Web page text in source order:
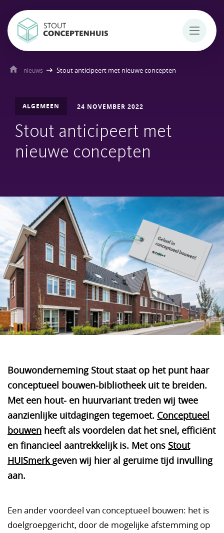
nieuws Stout anticipeert met nieuwe concepten
ALGEMEEN 24 NOVEMBER 2022
Stout anticipeert met
nieuwe concepten
Bouwonderneming Stout staat op het punt haar
conceptueel bouwen-bibliotheek uit te breiden.
Met een hout- en huurvariant treden wij twee
aanzienlijke uitdagingen tegemoet. Conceptueel
bouwen heeft als voordelen dat het snel, efficiënt
en financieel aantrekkelijk is. Met ons Stout
HUISmerk geven wij hier al geruime tijd invulling
aan.
Een ander voordeel van conceptueel bouwen: het is
doelgroepgericht, door de mogelijke afstemming op